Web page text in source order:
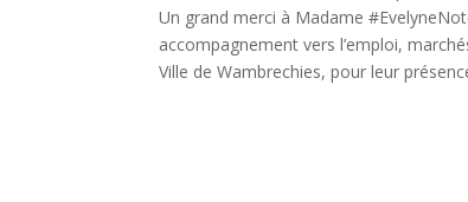
Un grand merci à Madame
accompagnement vers l’emploi,
Ville de Wambrechies, pour leur